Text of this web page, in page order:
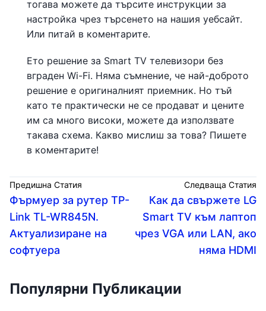
тогава можете да търсите инструкции за
настройка чрез търсенето на нашия уебсайт.
Или питай в коментарите.
Ето решение за Smart TV телевизори без
вграден Wi-Fi. Няма съмнение, че най-доброто
решение е оригиналният приемник. Но тъй
като те практически не се продават и цените
им са много високи, можете да използвате
такава схема. Какво мислиш за това? Пишете
в коментарите!
Предишна Статия
Фърмуер за рутер TP-
Link TL-WR845N.
Актуализиране на
софтуера
Следваща Статия
Как да свържете LG
Smart TV към лаптоп
чрез VGA или LAN, ако
няма HDMI
Популярни Публикации